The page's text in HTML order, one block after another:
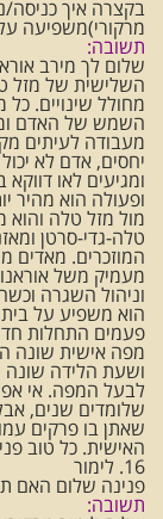
בקצרה איך כניסה/
מרקורי)משפיעה על
תשובה:
שלום לך מירב
מחולל שינויים.
השמש של האדם
מעבודה לעיתים
יחסים, אדם לא
ומגיעים לאו
ופעולה הוא מהיר
מול מזל טלה והוא
טלה-גדי-סרטן
המוזכרים. מאדים
מעמיק משל
וניהול השגרה
הוא משפיע על
פעמים התחלות
מפה אישית שונה
ושעת הלידה שונה
לבעל המפה. אי
שלומדים שנים,
שאתן בו פרקים
האישית. כל טוב
16. לימור
פנינה שלום האם
תשובה: